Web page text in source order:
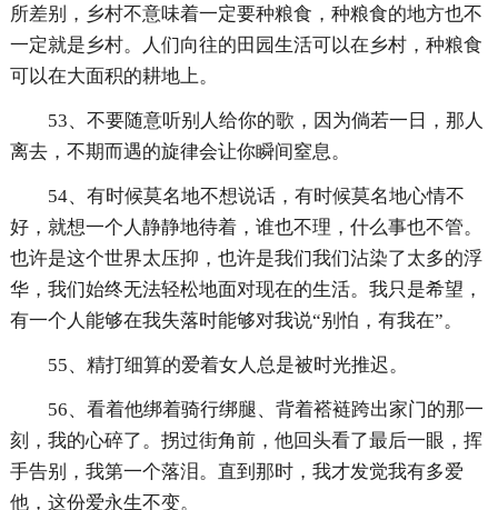
所差别，乡村不意味着一定要种粮食，种粮食的地方也不
一定就是乡村。人们向往的田园生活可以在乡村，种粮食
可以在大面积的耕地上。
53、不要随意听别人给你的歌，因为倘若一日，那人
离去，不期而遇的旋律会让你瞬间窒息。
54、有时候莫名地不想说话，有时候莫名地心情不
好，就想一个人静静地待着，谁也不理，什么事也不管。
也许是这个世界太压抑，也许是我们我们沾染了太多的浮
华，我们始终无法轻松地面对现在的生活。我只是希望，
有一个人能够在我失落时能够对我说“别怕，有我在”。
55、精打细算的爱着女人总是被时光推迟。
56、看着他绑着骑行绑腿、背着褡裢跨出家门的那一
刻，我的心碎了。拐过街角前，他回头看了最后一眼，挥
手告别，我第一个落泪。直到那时，我才发觉我有多爱
他，这份爱永生不变。